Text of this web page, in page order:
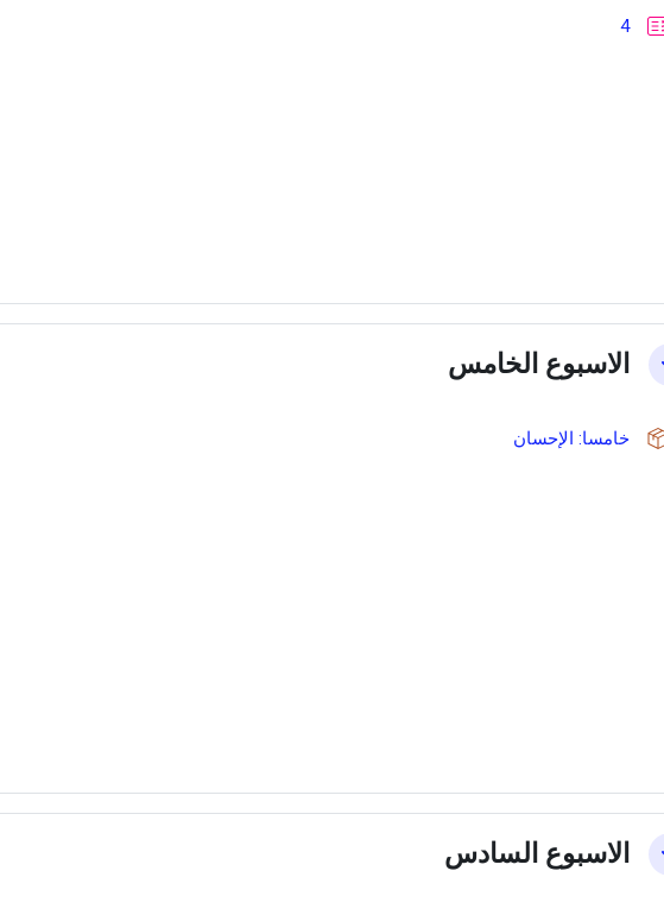
4إختبار
الاسبوع الخامس
خامسا: الإحسان
الاسبوع السادس